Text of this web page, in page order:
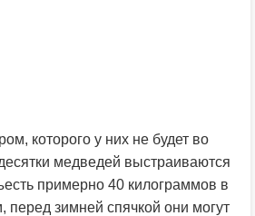
которого у них не будет во
медведей выстраиваются
примерно 40 килограммов в
перед зимней спячкой они могут